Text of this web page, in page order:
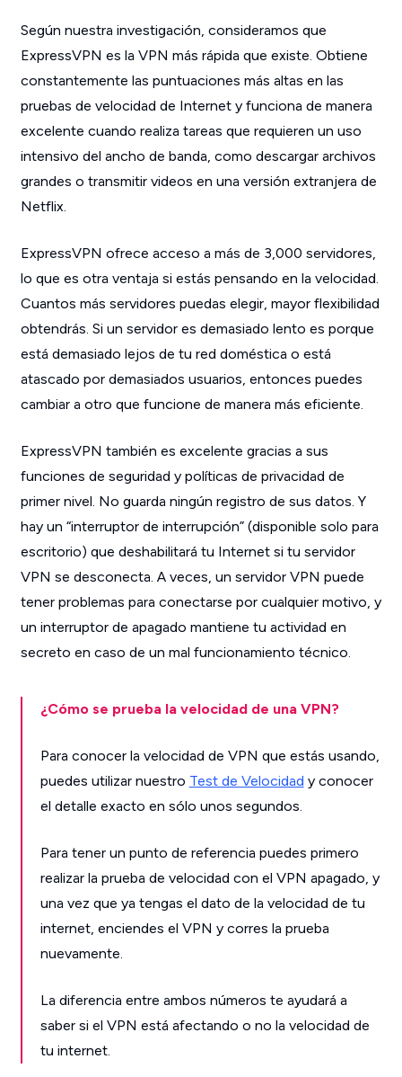
Según nuestra investigación, consideramos que
ExpressVPN es la VPN más rápida que existe. Obtiene
constantemente las puntuaciones más altas en las
pruebas de velocidad de Internet y funciona de manera
excelente cuando realiza tareas que requieren un uso
intensivo del ancho de banda, como descargar archivos
grandes o transmitir videos en una versión extranjera de
Netflix.
ExpressVPN ofrece acceso a más de 3,000 servidores,
lo que es otra ventaja si estás pensando en la velocidad.
Cuantos más servidores puedas elegir, mayor flexibilidad
obtendrás. Si un servidor es demasiado lento es porque
está demasiado lejos de tu red doméstica o está
atascado por demasiados usuarios, entonces puedes
cambiar a otro que funcione de manera más eficiente.
ExpressVPN también es excelente gracias a sus
funciones de seguridad y políticas de privacidad de
primer nivel. No guarda ningún registro de sus datos. Y
hay un “interruptor de interrupción” (disponible solo para
escritorio) que deshabilitará tu Internet si tu servidor
VPN se desconecta. A veces, un servidor VPN puede
tener problemas para conectarse por cualquier motivo, y
un interruptor de apagado mantiene tu actividad en
secreto en caso de un mal funcionamiento técnico.
¿Cómo se prueba la velocidad de una VPN?
Para conocer la velocidad de VPN que estás usando,
puedes utilizar nuestro Test de Velocidad y conocer
el detalle exacto en sólo unos segundos.
Para tener un punto de referencia puedes primero
realizar la prueba de velocidad con el VPN apagado, y
una vez que ya tengas el dato de la velocidad de tu
internet, enciendes el VPN y corres la prueba
nuevamente.
La diferencia entre ambos números te ayudará a
saber si el VPN está afectando o no la velocidad de
tu internet.